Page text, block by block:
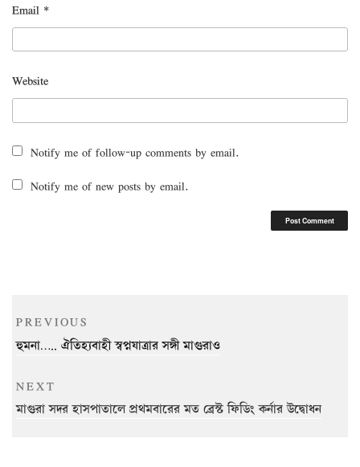
Email *
Website
Notify me of follow-up comments by email.
Notify me of new posts by email.
Post
navigation
Previous
Post
PREVIOUS
হুমনা….. ঐতিহ্যবাহী স্বপ্নযাত্রার সঙ্গী মাগুরাও
Next
Post
NEXT
মাগুরা সদর হাসপাতালে প্রথমবারের মত ব্রেস্ট ফিডিং কর্নার উদ্বোধন